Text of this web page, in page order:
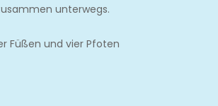
unterwegs.
Füßen und vier Pfoten